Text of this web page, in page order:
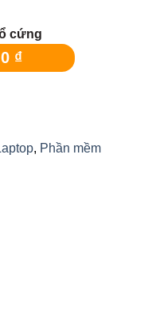
cứng
0 ₫
, Phần mềm